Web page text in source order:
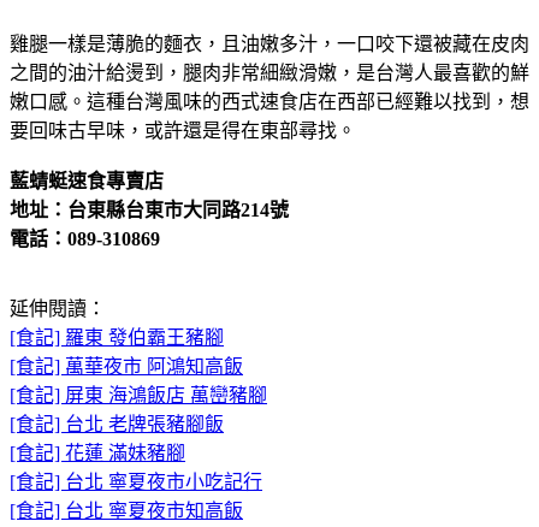
雞腿一樣是薄脆的麵衣，且油嫩多汁，一口咬下還被藏在皮肉
之間的油汁給燙到，腿肉非常細緻滑嫩，是台灣人最喜歡的鮮
嫩口感。這種台灣風味的西式速食店在西部已經難以找到，想
要回味古早味，或許還是得在東部尋找。
藍蜻蜓速食專賣店
地址：台東縣台東市大同路214號
電話：089-310869
延伸閱讀：
[食記] 羅東 發伯霸王豬腳
[食記] 萬華夜市 阿鴻知高飯
[食記] 屏東 海鴻飯店 萬巒豬腳
[食記] 台北 老牌張豬腳飯
[食記] 花蓮 滿妹豬腳
[食記] 台北 寧夏夜市小吃記行
[食記] 台北 寧夏夜市知高飯